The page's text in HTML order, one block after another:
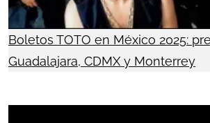
Boletos TOTO en México 2025:
Guadalajara, CDMX y Monterrey